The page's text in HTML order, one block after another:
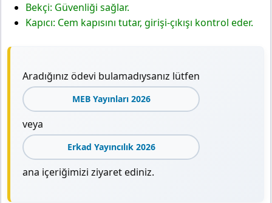
Bekçi: Güvenliği sağlar.
Kapıcı: Cem kapısını tutar, girişi-çıkışı kontrol eder.
Aradığınız ödevi bulamadıysanız lütfen
MEB Yayınları 2026
veya
Erkad Yayıncılık 2026
ana içeriğimizi ziyaret ediniz.